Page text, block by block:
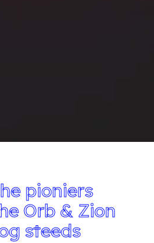
pioniers
Orb & Zion
steeds